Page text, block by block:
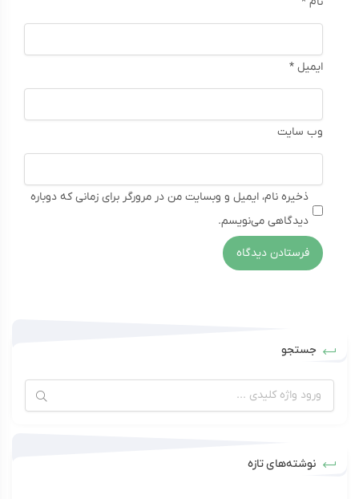
ایمیل *
وب‌ سایت
ذخیره نام، ایمیل و وبسایت من در مرورگر برای زمانی که دوباره
دیدگاهی می‌نویسم.
جستجو
نوشته‌های تازه